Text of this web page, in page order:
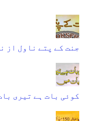
جنت کے پتے ناول از
کوئی بات ہے تیری